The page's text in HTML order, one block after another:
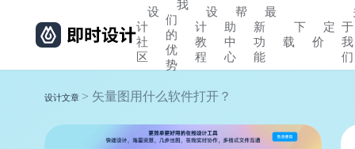
设
计
社
区
我
们
的
优
势
设
计
教
程
帮
助
中
心
最
新
功
能
下
载
定
价
于
我
们
设计文章 > 矢量图用什么软件打开？